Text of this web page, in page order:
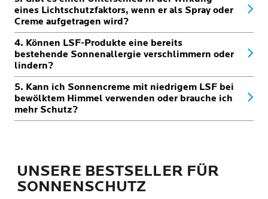
eines Lichtschutzfaktors, wenn er als Spray oder
Creme aufgetragen wird?
4. Können LSF-Produkte eine bereits
bestehende Sonnenallergie verschlimmern oder
lindern?
5. Kann ich Sonnencreme mit niedrigem LSF bei
bewölktem Himmel verwenden oder brauche ich
mehr Schutz?
UNSERE BESTSELLER FÜR
SONNENSCHUTZ